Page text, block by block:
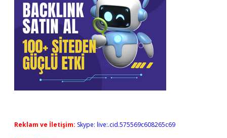
Reklam ve İletişim: Skype: live:.cid.575569c608265c69